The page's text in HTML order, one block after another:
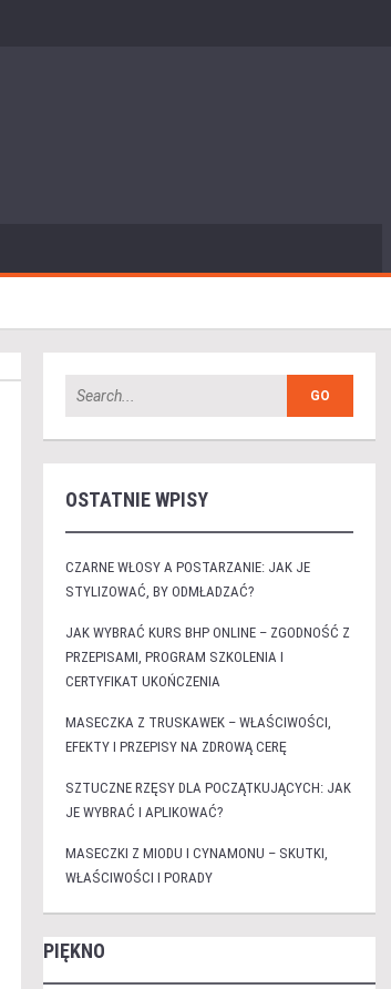
OSTATNIE WPISY
CZARNE WŁOSY A POSTARZANIE: JAK JE
STYLIZOWAĆ, BY ODMŁADZAĆ?
JAK WYBRAĆ KURS BHP ONLINE – ZGODNOŚĆ Z
PRZEPISAMI, PROGRAM SZKOLENIA I
CERTYFIKAT UKOŃCZENIA
MASECZKA Z TRUSKAWEK – WŁAŚCIWOŚCI,
EFEKTY I PRZEPISY NA ZDROWĄ CERĘ
SZTUCZNE RZĘSY DLA POCZĄTKUJĄCYCH: JAK
JE WYBRAĆ I APLIKOWAĆ?
MASECZKI Z MIODU I CYNAMONU – SKUTKI,
WŁAŚCIWOŚCI I PORADY
PIĘKNO